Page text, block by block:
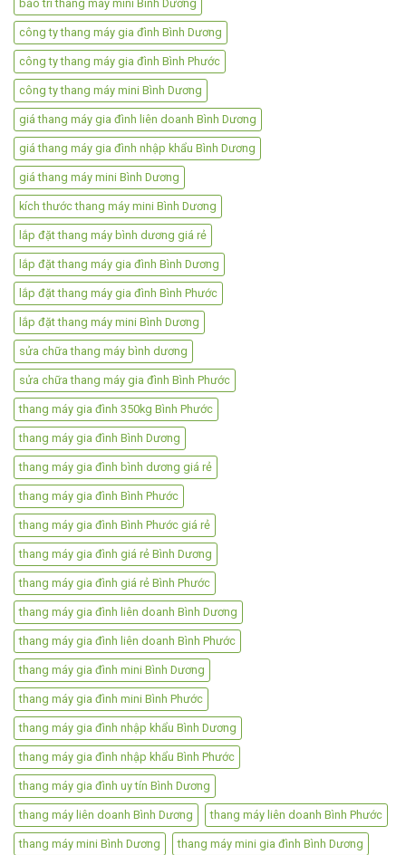
bảo trì thang máy mini Bình Dương
công ty thang máy gia đình Bình Dương
công ty thang máy gia đình Bình Phước
công ty thang máy mini Bình Dương
giá thang máy gia đình liên doanh Bình Dương
giá thang máy gia đình nhập khẩu Bình Dương
giá thang máy mini Bình Dương
kích thước thang máy mini Bình Dương
lắp đặt thang máy bình dương giá rẻ
lắp đặt thang máy gia đình Bình Dương
lắp đặt thang máy gia đình Bình Phước
lắp đặt thang máy mini Bình Dương
sửa chữa thang máy bình dương
sửa chữa thang máy gia đình Bình Phước
thang máy gia đình 350kg Bình Phước
thang máy gia đình Bình Dương
thang máy gia đình bình dương giá rẻ
thang máy gia đình Bình Phước
thang máy gia đình Bình Phước giá rẻ
thang máy gia đình giá rẻ Bình Dương
thang máy gia đình giá rẻ Bình Phước
thang máy gia đình liên doanh Bình Dương
thang máy gia đình liên doanh Bình Phước
thang máy gia đình mini Bình Dương
thang máy gia đình mini Bình Phước
thang máy gia đình nhập khẩu Bình Dương
thang máy gia đình nhập khẩu Bình Phước
thang máy gia đình uy tín Bình Dương
thang máy liên doanh Bình Dương thang máy liên doanh Bình Phước
thang máy mini Bình Dương thang máy mini gia đình Bình Dương